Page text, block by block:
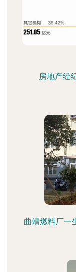
房地产经
曲靖燃料厂一